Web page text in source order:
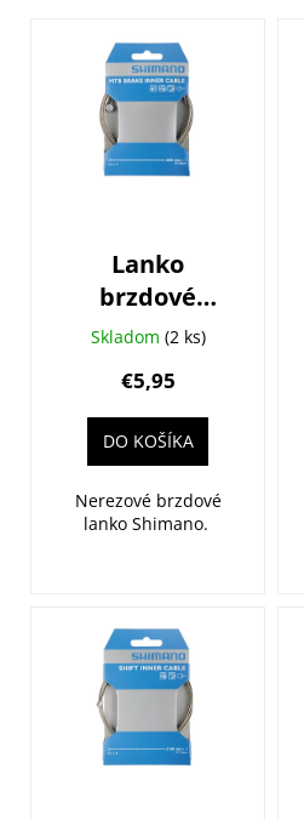
Lanko
brzdové
SHIMANO
1,6x2050mm
nerezové
balené
Skladom (2 ks)
€5,95
DO KOŠÍKA
Nerezové brzdové
lanko Shimano.